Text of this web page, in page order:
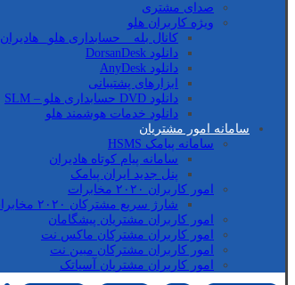
صدای مشتری
ویژه کاربران هلو
کانال بله _ حسابداری هلو_ هادیران
دانلود DorsanDesk
دانلود AnyDesk
ابزارهای پشتیبانی
دانلود DVD حسابداری هلو – SLM
دانلود خدمات هوشمند هلو
سامانه امور مشتریان
سامانه پیامک HSMS
سامانه پیام کوتاه هادیران
پنل جدید ایران پیامک
امور کاربران ۲۰۲۰ مخابرات
شارژ سریع مشترکان ۲۰۲۰ مخابرات
امور کاربران مشتریان پیشگامان
امور کاربران مشترکان ماکس نت
امور کاربران مشترکان مبین نت
امور کاربران مشتریان آسیاتک